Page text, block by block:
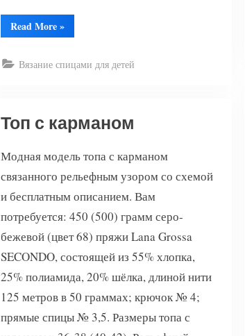
Read More“Пуловер
для
сердечками”
»
Вязание спицами для детей
Топ с карманом
Модная модель топа с карманом
связанного рельефным узором со схемой
и бесплатным описанием. Вам
потребуется: 450 (500) грамм серо-
бежевой (цвет 68) пряжи Lana Grossa
SECONDO, состоящей из 55% хлопка,
25% полиамида, 20% шёлка, длиной нити
125 метров в 50 граммах; крючок № 4;
прямые спицы № 3,5. Размеры топа с